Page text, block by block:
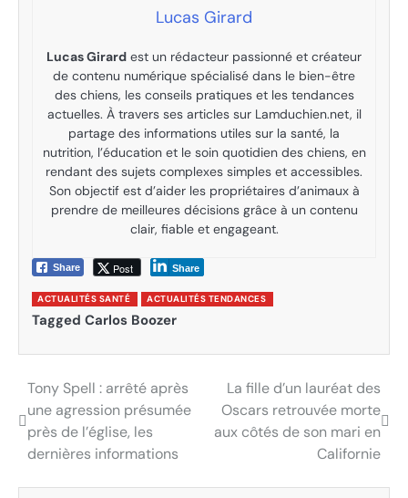
Lucas Girard
Lucas Girard est un rédacteur passionné et créateur
de contenu numérique spécialisé dans le bien-être
des chiens, les conseils pratiques et les tendances
actuelles. À travers ses articles sur Lamduchien.net, il
partage des informations utiles sur la santé, la
nutrition, l’éducation et le soin quotidien des chiens, en
rendant des sujets complexes simples et accessibles.
Son objectif est d’aider les propriétaires d’animaux à
prendre de meilleures décisions grâce à un contenu
clair, fiable et engageant.
Share Post Share
ACTUALITÉS SANTÉ ACTUALITÉS TENDANCES
Tagged Carlos Boozer
Post
navigation
Tony Spell : arrêté après
une agression présumée
près de l’église, les
dernières informations
La fille d’un lauréat des
Oscars retrouvée morte
aux côtés de son mari en
Californie